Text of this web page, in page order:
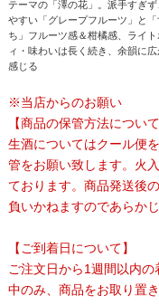
テーマの「澤の花」。派手すぎ
やすい「グレープフルーツ」と「
ち」フルーツ感＆柑橘感、ライ
ィ・味わいは長く続き、余韻に広
感じる
※当店からのお願い
【商品の保管方法について
生酒についてはクール便
管をお願い致します。火
ております。商品発送後
負いかねますのであらか
【ご到着日について】
ご注文日から1週間以内
中のみ、商品をお取り置き